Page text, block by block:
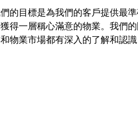
的目標是為我們的客戶提供最
得一層稱心滿意的物業。我們
物業市場都有深入的了解和認